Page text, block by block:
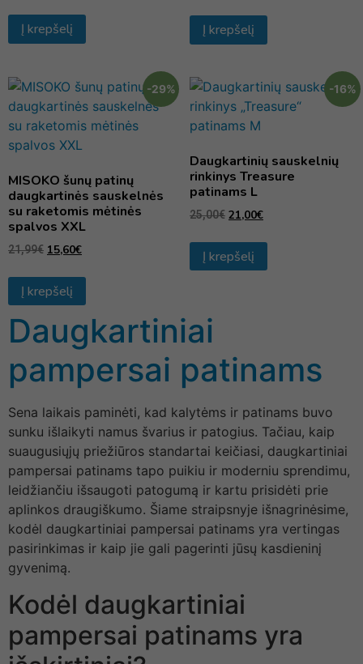
Į krepšelį Į krepšelį
-29%
MISOKO šunų patinų
daugkartinės sauskelnės
su raketomis mėtinės
spalvos XXL
21,99€ 15,60€
Į krepšelį
-16%
Daugkartinių sauskelnių
rinkinys Treasure
patinams L
25,00€ 21,00€
Į krepšelį
Daugkartiniai
pampersai patinams
Sena laikais paminėti, kad kalytėms ir patinams buvo
sunku išlaikyti namus švarius ir patogius. Tačiau, kaip
suaugusiųjų priežiūros standartai keičiasi, daugkartiniai
pampersai patinams tapo puikiu ir moderniu sprendimu,
leidžiančiu išsaugoti patogumą ir kartu prisidėti prie
aplinkos draugiškumo. Šiame straipsnyje išnagrinėsime,
kodėl daugkartiniai pampersai patinams yra vertingas
pasirinkimas ir kaip jie gali pagerinti jūsų kasdieninį
gyvenimą.
Kodėl daugkartiniai
pampersai patinams yra